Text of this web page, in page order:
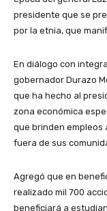
presidente que se
por la etnia, que
En diálogo con
gobernador Durazo
que ha hecho al
zona económica
que brinden empleos
fuera de sus
Agregó que en
realizado mil 700
beneficiará a